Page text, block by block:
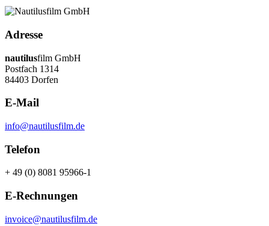
Adresse
nautilusfilm GmbH
Postfach 1314
84403 Dorfen
E-Mail
info@nautilusfilm.de
Telefon
+ 49 (0) 8081 95966-1
E-Rechnungen
invoice@nautilusfilm.de